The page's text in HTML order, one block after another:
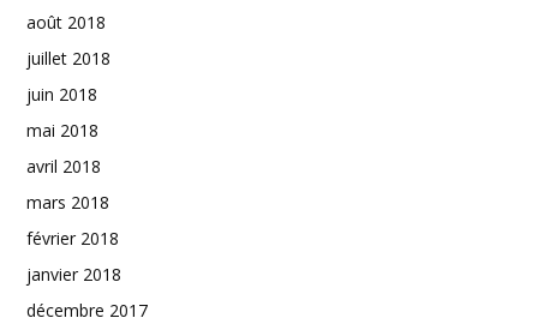
août 2018
juillet 2018
juin 2018
mai 2018
avril 2018
mars 2018
février 2018
janvier 2018
décembre 2017